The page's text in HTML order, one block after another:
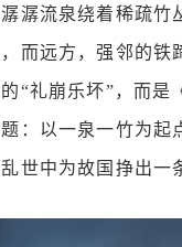
潺流泉绕着稀疏竹
而远方，强邻的铁
“礼崩乐坏”，而是
：以一泉一竹为起
世中为故国挣出一